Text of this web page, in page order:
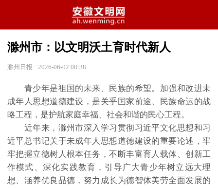
滁州市：以文明沃土育时代新人
滁州日报 2026-06-02 08:38
青少年是祖国的未来、民族的希望。加强和改进未
成年人思想道德建设，是关乎国家前途、民族命运的战
略工程，是护航家庭幸福、社会和谐的民心工程。
近年来，滁州市深入学习贯彻习近平文化思想和习
近平总书记关于未成年人思想道德建设的重要论述，牢
牢把握立德树人根本任务，不断丰富育人载体、创新工
作模式、深化实践教育，引导广大青少年树立远大理
想、涵养优良品德，努力成长为德智体美劳全面发展的